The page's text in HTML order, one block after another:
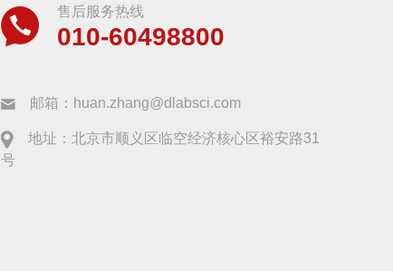
售后服务热线
010-60498800
邮箱：huan.zhang@dlabsci.com
地址：北京市顺义区临空经济核心区裕安路31
号